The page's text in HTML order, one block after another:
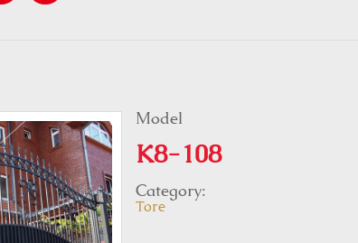
Model
K8-108
Category:
Tore